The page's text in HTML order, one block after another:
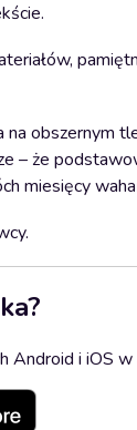
na obszernym
– że
miesięcy
Android i iOS